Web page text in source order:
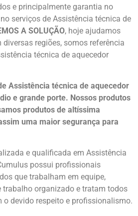
e principalmente garantia no
serviços de Assistência técnica de
A SOLUÇÃO, hoje ajudamos
diversas regiões, somos referência
técnica de aquecedor
Assistência técnica de aquecedor
e grande porte. Nossos produtos
produtos de altíssima
uma maior segurança para
e qualificada em Assistência
possui profissionais
que trabalham em equipe,
trabalho organizado e tratam todos
o devido respeito e profissionalismo.